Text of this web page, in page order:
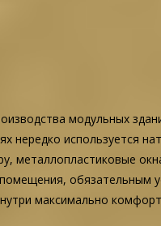
модульных
нередко используется
металлопластиковые
обязательным
максимально